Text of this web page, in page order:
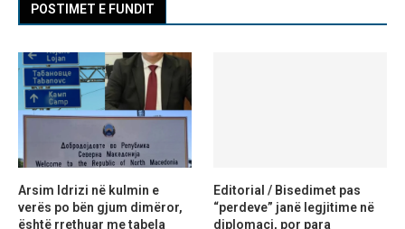
POSTIMET E FUNDIT
Arsim Idrizi në kulmin e
verës po bën gjum dimëror,
është rrethuar me tabela
Editorial / Bisedimet pas
“perdeve” janë legjitime në
diplomaci, por para